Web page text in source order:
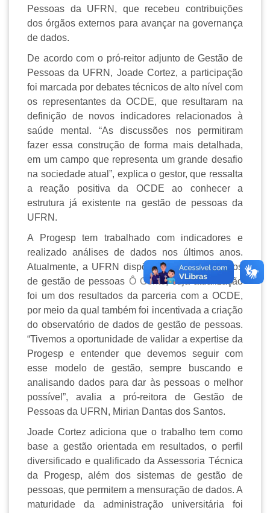
Pessoas da UFRN, que recebeu contribuições
dos órgãos externos para avançar na governança
de dados.
De acordo com o pró-reitor adjunto de Gestão de
Pessoas da UFRN, Joade Cortez, a participação
foi marcada por debates técnicos de alto nível com
os representantes da OCDE, que resultaram na
definição de novos indicadores relacionados à
saúde mental. “As discussões nos permitiram
fazer essa construção de forma mais detalhada,
em um campo que representa um grande desafio
na sociedade atual”, explica o gestor, que ressalta
a reação positiva da OCDE ao conhecer a
estrutura já existente na gestão de pessoas da
UFRN.
A Progesp tem trabalhado com indicadores e
realizado análises de dados nos últimos anos.
Atualmente, a UFRN dispõe do painel de dados
de gestão de pessoas Ô Gente, cuja atualização
foi um dos resultados da parceria com a OCDE,
por meio da qual também foi incentivada a criação
do observatório de dados de gestão de pessoas.
“Tivemos a oportunidade de validar a expertise da
Progesp e entender que devemos seguir com
esse modelo de gestão, sempre buscando e
analisando dados para dar às pessoas o melhor
possível”, avalia a pró-reitora de Gestão de
Pessoas da UFRN, Mirian Dantas dos Santos.
Joade Cortez adiciona que o trabalho tem como
base a gestão orientada em resultados, o perfil
diversificado e qualificado da Assessoria Técnica
da Progesp, além dos sistemas de gestão de
pessoas, que permitem a mensuração de dados. A
maturidade da administração universitária foi